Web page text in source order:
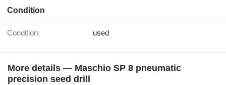
Condition
Condition: used
More details — Maschio SP 8 pneumatic
precision seed drill